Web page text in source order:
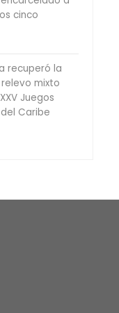
cinco
recuperó la
mixto
Juegos
Caribe